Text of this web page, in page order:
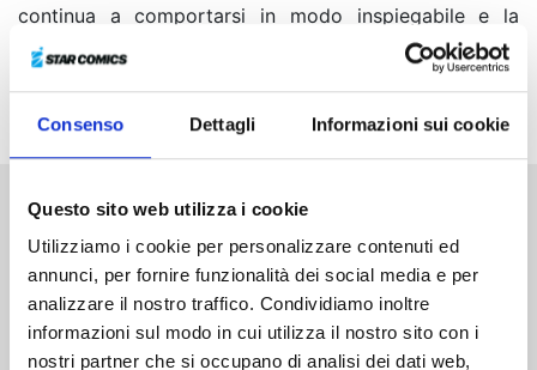
Consenso Dettagli Informazioni sui cookie
Questo sito web utilizza i cookie
Utilizziamo i cookie per personalizzare contenuti ed
annunci, per fornire funzionalità dei social media e per
analizzare il nostro traffico. Condividiamo inoltre
informazioni sul modo in cui utilizza il nostro sito con i
nostri partner che si occupano di analisi dei dati web,
continua a comportarsi in modo inspiegabile e la
Sacra Chiesa Occidentale sembra in costante
fermento. La situazione è più incerta che mai. Quali
Altri volumi della serie